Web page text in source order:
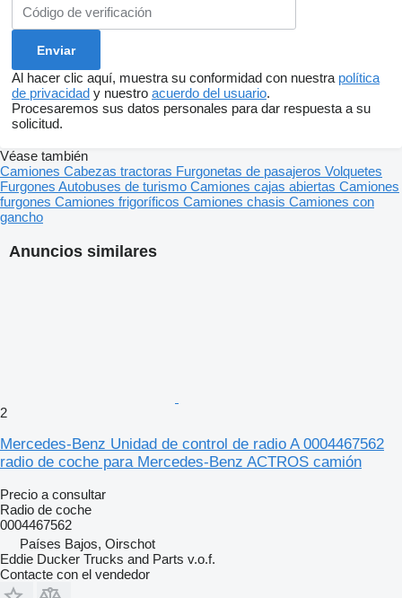
Al hacer clic aquí, muestra su conformidad con nuestra política
de privacidad y nuestro acuerdo del usuario.
Procesaremos sus datos personales para dar respuesta a su
solicitud.
Anuncios similares
2
Mercedes-Benz Unidad de control de radio A 0004467562
radio de coche para Mercedes-Benz ACTROS camión
Precio a consultar
Radio de coche
0004467562
Países Bajos, Oirschot
Eddie Ducker Trucks and Parts v.o.f.
Contacte con el vendedor
Véase también
Camiones Cabezas tractoras Furgonetas de pasajeros Volquetes
Furgones Autobuses de turismo Camiones cajas abiertas Camiones
furgones Camiones frigoríficos Camiones chasis Camiones con
gancho